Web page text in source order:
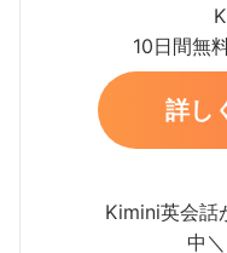
10日間無
詳し
Kimini英会話
中